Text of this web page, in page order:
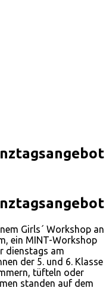
Girls´ Workshop an
ein MINT-Workshop
dienstags am
der 5. und 6. Klasse
tüfteln oder
standen auf dem